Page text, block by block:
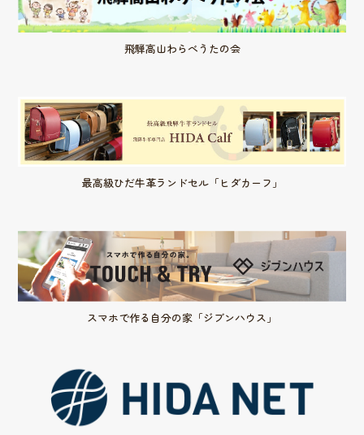
飛騨高山わらべうたの会
最高級ひだ牛革ランドセル「ヒダカーフ」
スマホで作る自分の家「ジブンハウス」